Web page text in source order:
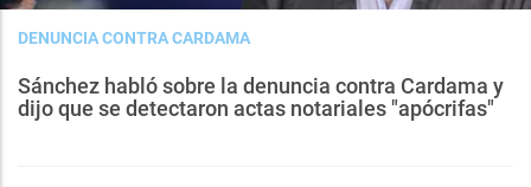
DENUNCIA CONTRA CARDAMA
Sánchez habló sobre la denuncia contra Cardama y
dijo que se detectaron actas notariales "apócrifas"